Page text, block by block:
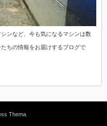
ンなど、今も気になるマシンは数
ちの情報をお届けするブログで
Thema